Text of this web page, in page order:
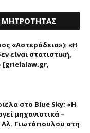
ΜΗΤΡΟΤΗΤΑΣ
«Αστερόδεια»): «Η
είναι στατιστική,
[grielalaw.gr,
στο Blue Sky: «Η
μηχανιστικά –
Γιωτόπουλου στη